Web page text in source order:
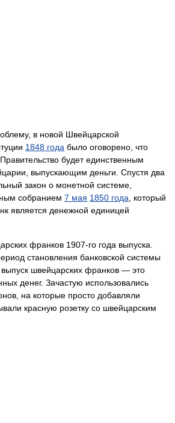
в новой Швейцарской
1848 года было оговорено, что
будет единственным
выпускающим деньги. Спустя два
закон о монетной системе,
собранием 7 мая 1850 года , который
является денежной единицей
франков 1907-го года выпуска.
становления банковской системы
швейцарских франков — это
денег. Зачастую использовались
на которые просто добавляли
красную розетку со швейцарским